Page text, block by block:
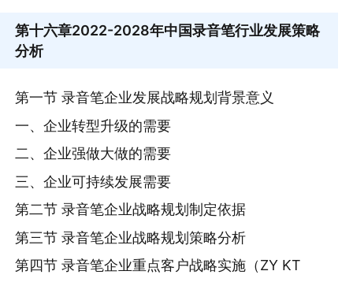
第十六章2022-2028年中国录音笔行业发展策略
分析
第一节 录音笔企业发展战略规划背景意义
一、企业转型升级的需要
二、企业强做大做的需要
三、企业可持续发展需要
第二节 录音笔企业战略规划制定依据
第三节 录音笔企业战略规划策略分析
第四节 录音笔企业重点客户战略实施（ZY KT